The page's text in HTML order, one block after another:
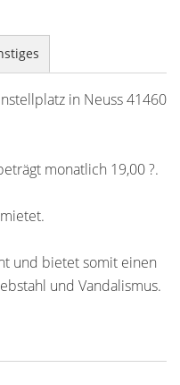
in Neuss 41460
monatlich 19,00 ?.
und bietet somit einen
und Vandalismus.